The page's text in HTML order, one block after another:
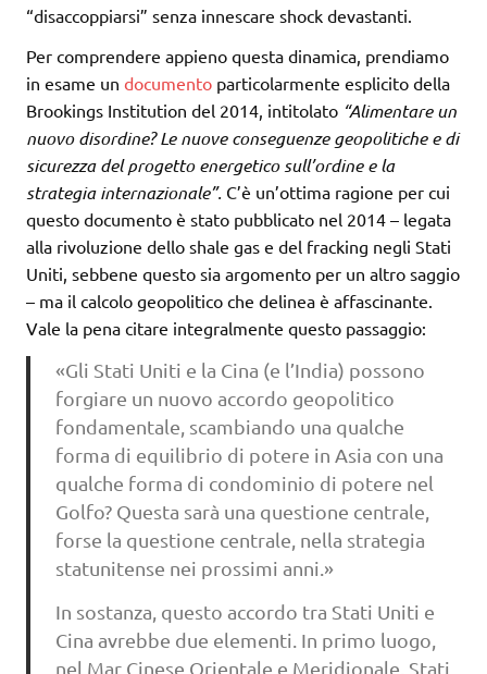
“disaccoppiarsi” senza innescare shock devastanti.
Per comprendere appieno questa dinamica, prendiamo
in esame un documento particolarmente esplicito della
Brookings Institution del 2014, intitolato “Alimentare un
nuovo disordine? Le nuove conseguenze geopolitiche e di
sicurezza del progetto energetico sull’ordine e la
strategia internazionale”. C’è un’ottima ragione per cui
questo documento è stato pubblicato nel 2014 – legata
alla rivoluzione dello shale gas e del fracking negli Stati
Uniti, sebbene questo sia argomento per un altro saggio
– ma il calcolo geopolitico che delinea è affascinante.
Vale la pena citare integralmente questo passaggio:
«Gli Stati Uniti e la Cina (e l’India) possono
forgiare un nuovo accordo geopolitico
fondamentale, scambiando una qualche
forma di equilibrio di potere in Asia con una
qualche forma di condominio di potere nel
Golfo? Questa sarà una questione centrale,
forse la questione centrale, nella strategia
statunitense nei prossimi anni.»
In sostanza, questo accordo tra Stati Uniti e
Cina avrebbe due elementi. In primo luogo,
nel Mar Cinese Orientale e Meridionale, Stati